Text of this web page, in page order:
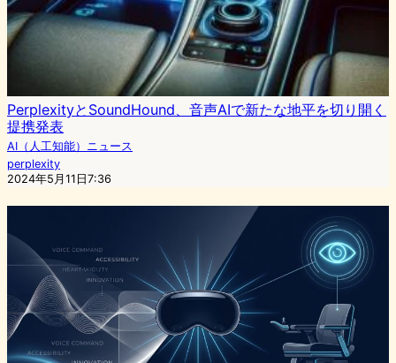
PerplexityとSoundHound、音声AIで新たな地平を切り開く
提携発表
AI（人工知能）ニュース
perplexity
2024年5月11日7:36